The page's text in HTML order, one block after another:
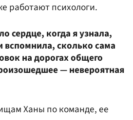
работают психологи.
сердце, когда я узнала,
вспомнила, сколько сама
на дорогах общего
— невероятная
Ханы по команде, ее